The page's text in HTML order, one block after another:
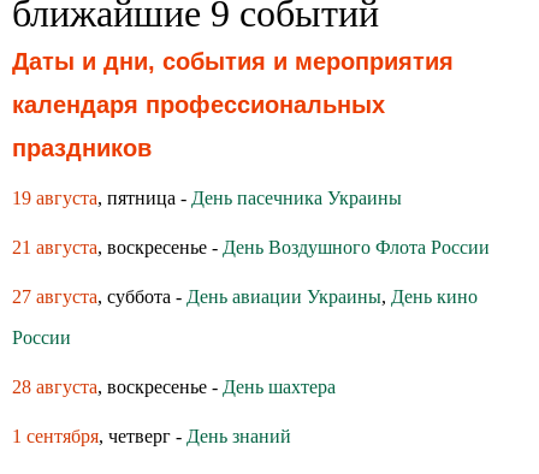
ближайшие 9 событий
Даты и дни, события и мероприятия
календаря профессиональных
праздников
19 августа, пятница - День пасечника Украины
21 августа, воскресенье - День Воздушного Флота России
27 августа, суббота - День авиации Украины, День кино
России
28 августа, воскресенье - День шахтера
1 сентября, четверг - День знаний